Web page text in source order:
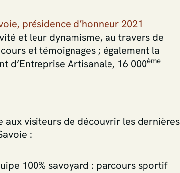
présidence d’honneur 2021
et leur dynamisme, au travers de
et témoignages ; également la
d’Entreprise Artisanale, 16 000ème
aux visiteurs de découvrir les dernières
:
100% savoyard : parcours sportif